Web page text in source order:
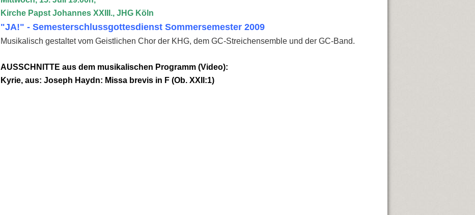
Kirche Papst Johannes XXIII., JHG Köln
"JA!" - Semesterschlussgottesdienst Sommersemester 2009
Musikalisch gestaltet vom Geistlichen Chor der KHG, dem GC-Streichensemble und der GC-Band.
AUSSCHNITTE aus dem musikalischen Programm (Video):
Kyrie, aus: Joseph Haydn: Missa brevis in F (Ob. XXII:1)